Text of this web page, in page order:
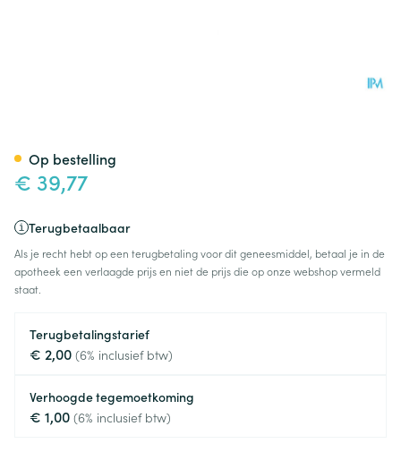
€ 39,77
Terugbetaalbaar
Als je recht hebt op een terugbetaling voor dit geneesmiddel, betaal je in de
apotheek een verlaagde prijs en niet de prijs die op onze webshop vermeld
staat.
Terugbetalingstarief
€ 2,00 (6% inclusief btw)
Verhoogde tegemoetkoming
€ 1,00 (6% inclusief btw)
Op bestelling